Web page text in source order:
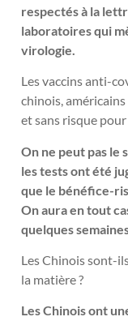
respectés à la
laboratoires qui
virologie.
Les vaccins anti-
chinois,
et sans risque
On ne peut pas le
les tests ont été
que le bénéfice-
On aura en tout
quelques
Les Chinois sont-
la matière ?
Les Chinois ont